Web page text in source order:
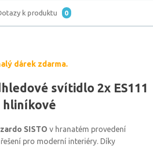
k produktu 0
dárek zdarma.
svítidlo 2x ES111
hliníkové
SISTO v hranatém provedení
pro moderní interiéry. Díky